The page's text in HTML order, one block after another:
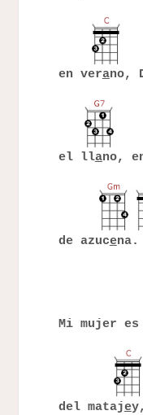
en verano,
el llano,
de azucena.
Mi mujer
del mataje